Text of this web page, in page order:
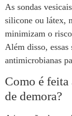
As sondas
silicone ou látex,
minimizam o
Além disso, essas
antimicrobianas
Como é feita
de demora?